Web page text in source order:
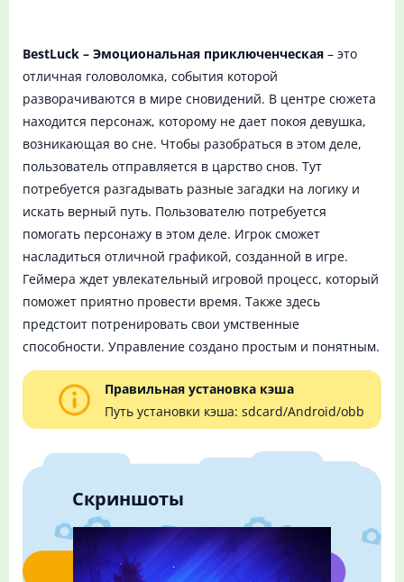
BestLuck – Эмоциональная приключенческая – это
отличная головоломка, события которой
разворачиваются в мире сновидений. В центре сюжета
находится персонаж, которому не дает покоя девушка,
возникающая во сне. Чтобы разобраться в этом деле,
пользователь отправляется в царство снов. Тут
потребуется разгадывать разные загадки на логику и
искать верный путь. Пользователю потребуется
помогать персонажу в этом деле. Игрок сможет
насладиться отличной графикой, созданной в игре.
Геймера ждет увлекательный игровой процесс, который
поможет приятно провести время. Также здесь
предстоит потренировать свои умственные
способности. Управление создано простым и понятным.
Правильная установка кэша
Путь установки кэша: sdcard/Android/obb
Скриншоты